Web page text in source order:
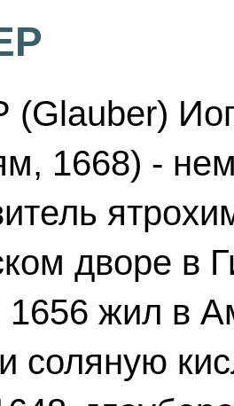
1668) -
дворе в
жил в
соляную